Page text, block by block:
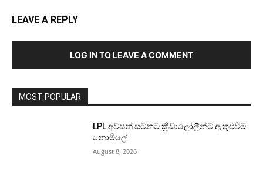
LEAVE A REPLY
LOG IN TO LEAVE A COMMENT
MOST POPULAR
LPL අවසන් සටනට ක්‍රීඩාලෝලීන්ට ඇතුළුවීම
නොමිලේ
August 8, 2026